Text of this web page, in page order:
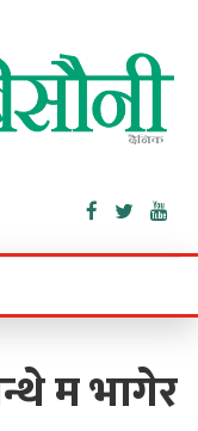
म भागेर